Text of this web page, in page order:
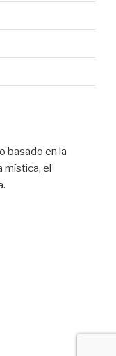
basado en la
mística, el